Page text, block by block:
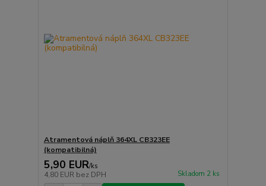
Atramentová náplň 364XL CB323EE
(kompatibilná)
5,90 EUR/ks
4,80 EUR bez DPH Skladom 2 ks